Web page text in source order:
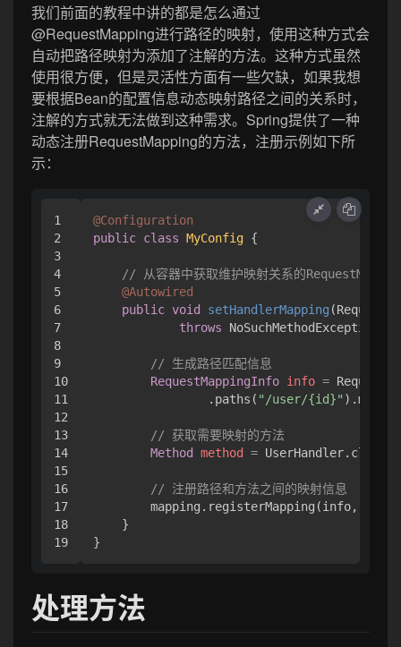
我们前面的教程中讲的都是怎么通过
@RequestMapping进行路径的映射，使用这种方式会
自动把路径映射为添加了注解的方法。这种方式虽然
使用很方便，但是灵活性方面有一些欠缺，如果我想
要根据Bean的配置信息动态映射路径之间的关系时，
注解的方式就无法做到这种需求。Spring提供了一种
动态注册RequestMapping的方法，注册示例如下所
示：
1
2
3
4
5
6
7
8
9
10
11
12
13
14
15
16
17
18
@Configuration
public class MyConfig {
// 从容器中获取维护映射关系的
@Autowired
public void setHandlerMapping
throws NoSuchMethodException {
// 生成路径匹配信息
RequestMappingInfo info =
                .paths(
"/user/{id}"
// 获取需要映射的方法
Method
method =
// 注册路径和方法之间的映射信息
mapping.registerMapping(info,
    }
}
处理方法